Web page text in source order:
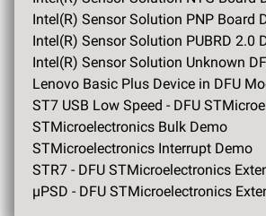
Intel(R) Sensor Solution PNP Board
Intel(R) Sensor Solution PUBRD 2.0
Intel(R) Sensor Solution Unknown
Lenovo Basic Plus Device in DFU
STMicroelectronics Bulk Demo
STMicroelectronics Interrupt Demo